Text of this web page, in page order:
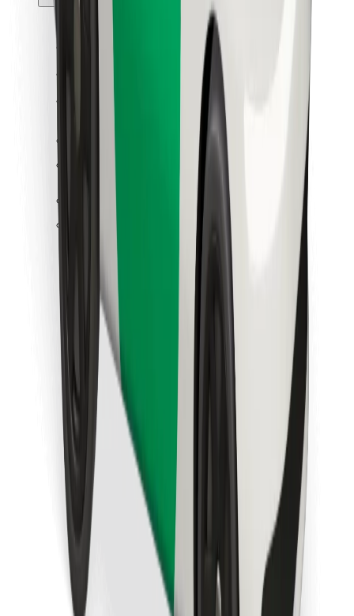
Προμηθευτές
Ασφάλεια
Πάρε ταξί μέσα σε λίγα λεπτά!
Κατέβασε την εφαρμογή Bolt
Βρείτε το αγαπημένο σας φαγητό!
Κατεβάστε την εφαρμογή Bolt Food